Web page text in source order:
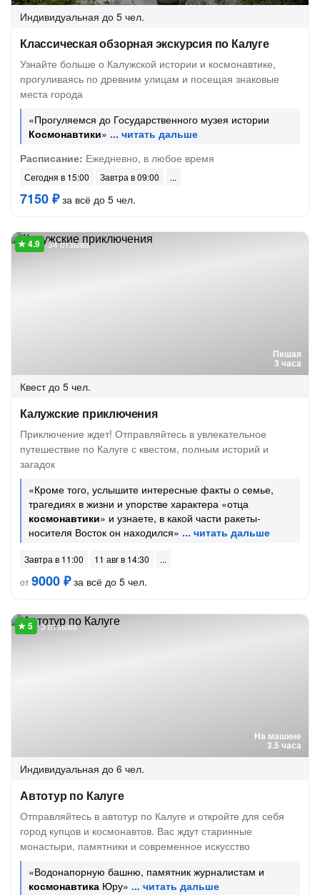
Индивидуальная до 5 чел.
Классическая обзорная экскурсия по Калуге
Узнайте больше о Калужской истории и космонавтике,
прогуливаясь по древним улицам и посещая знаковые
места города
«Прогуляемся до Государственного музея истории
Космонавтики»
Расписание: Ежедневно, в любое время
Сегодня в 15:00 Завтра в 09:00
7150 ₽за всё до 5 чел.
Пешая
3 часа
34 отзыва
Квест до 5 чел.
Калужские приключения
Приключение ждет! Отправляйтесь в увлекательное
путешествие по Калуге с квестом, полным историй и
загадок
«Кроме того, услышите интересные факты о семье,
трагедиях в жизни и упорстве характера «отца
космонавтики» и узнаете, в какой части ракеты-
носителя Восток он находился»
Завтра в 11:00
11 авг в 14:30
от9000 ₽за всё до 5 чел.
На машине
3.5 часа
3 отзыва
Индивидуальная до 6 чел.
Автотур по Калуге
Отправляйтесь в автотур по Калуге и откройте для себя
город купцов и космонавтов. Вас ждут старинные
монастыри, памятники и современное искусство
«Водонапорную башню, памятник журналистам и
космонавтика Юру»